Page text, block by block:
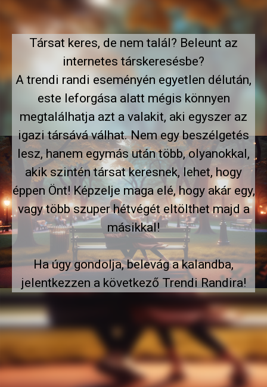
Társat keres, de nem talál? Beleunt az
internetes társkeresésbe?
A trendi randi eseményén egyetlen délután,
este leforgása alatt mégis könnyen
megtalálhatja azt a valakit, aki egyszer az
igazi társává válhat. Nem egy beszélgetés
lesz, hanem egymás után több, olyanokkal,
akik szintén társat keresnek, lehet, hogy
éppen Önt! Képzelje maga elé, hogy akár egy,
vagy több szuper hétvégét eltölthet majd a
másikkal!
Ha úgy gondolja, belevág a kalandba,
jelentkezzen a következő Trendi Randira!